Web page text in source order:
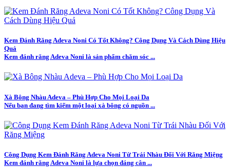
Kem Đánh Răng Adeva Noni Có Tốt Không? Công Dụng Và Cách Dùng Hiệu
Quả
Kem đánh răng Adeva Noni là sản phẩm chăm sóc ...
Xà Bông Nhàu Adeva – Phù Hợp Cho Mọi Loại Da
Nếu bạn đang tìm kiếm một loại xà bông có nguồn ...
Công Dụng Kem Đánh Răng Adeva Noni Từ Trái Nhàu Đối Với Răng Miệng
Kem đánh răng Adeva Noni là lựa chọn đáng cân ...